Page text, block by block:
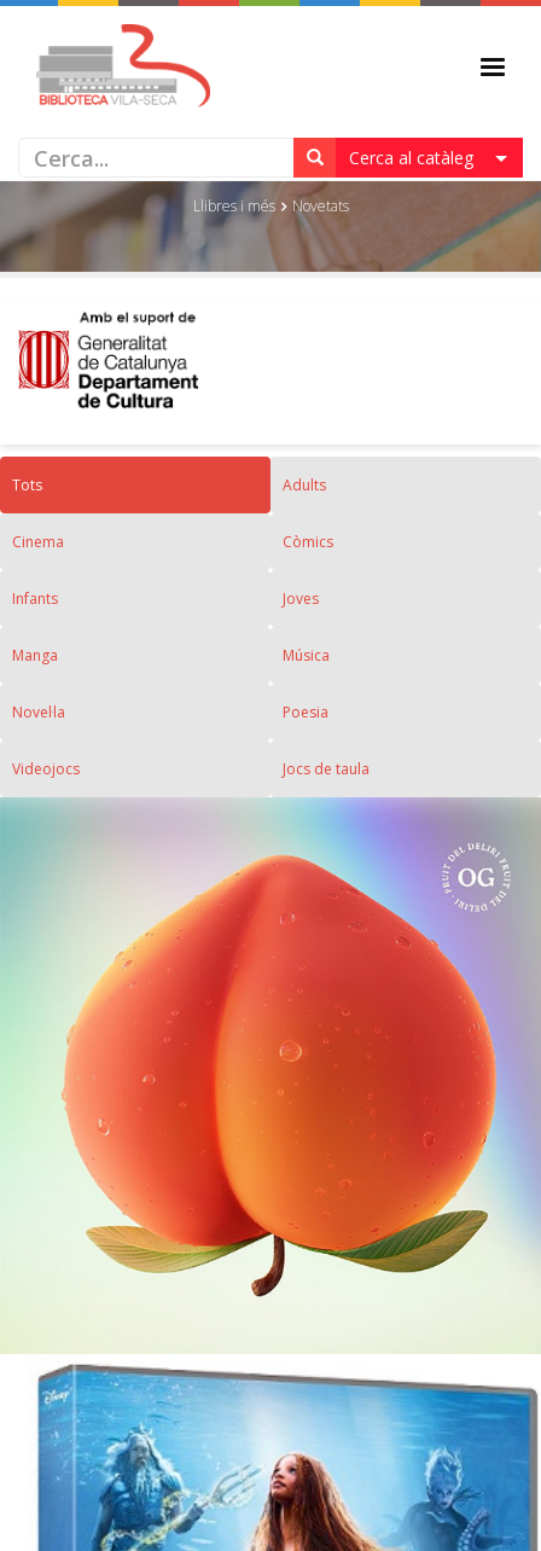
Cerca al catàleg
NOVETATS
Llibres i més Novetats
Tots Adults
Cinema Còmics
Infants Joves
Manga Música
Novel·la Poesia
Videojocs Jocs de taula